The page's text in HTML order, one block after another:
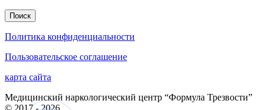
Политика конфиденциальности
Пользовательское соглашение
карта сайта
Медицинский наркологический центр “Формула Трезвости”
© 2017 - 2026